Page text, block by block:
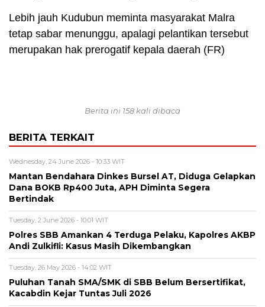
Lebih jauh Kudubun meminta masyarakat Malra
tetap sabar menunggu, apalagi pelantikan tersebut
merupakan hak prerogatif kepala daerah (FR)
Berita ini 158 kali dibaca
BERITA TERKAIT
Wednesday, 24 June 2026 - 10:33 WIT
Mantan Bendahara Dinkes Bursel AT, Diduga Gelapkan
Dana BOKB Rp400 Juta, APH Diminta Segera
Bertindak
Tuesday, 2 June 2026 - 10:01 WIT
Polres SBB Amankan 4 Terduga Pelaku, Kapolres AKBP
Andi Zulkifli: Kasus Masih Dikembangkan
Tuesday, 26 May 2026 - 14:02 WIT
Puluhan Tanah SMA/SMK di SBB Belum Bersertifikat,
Kacabdin Kejar Tuntas Juli 2026